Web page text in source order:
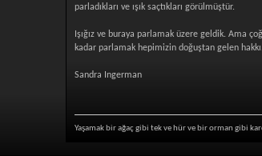
parladıkları ve ışık saçtıkları görülmüştür.
Işığız ve buraya parlamak üzere geldik. Ama
kadar parlamak hepimizin doğuştan gelen hakkı.
Sandra Ingerman
Yaşamak bir ağaç gibi tek ve hür ve bir orman gibi